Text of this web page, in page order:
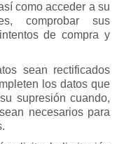
como acceder a su
comprobar sus
de compra y
sean rectificados
los datos que
supresión cuando,
necesarios para